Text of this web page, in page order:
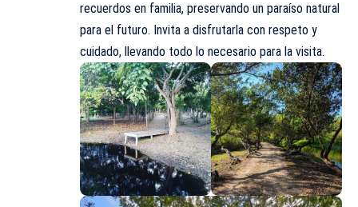
recuerdos en familia, preservando un paraíso natural
para el futuro. Invita a disfrutarla con respeto y
cuidado, llevando todo lo necesario para la visita.